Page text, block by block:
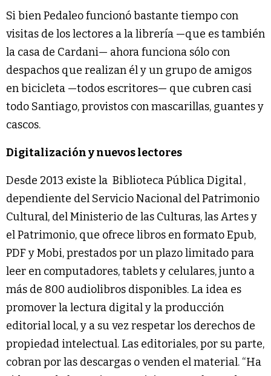
Si bien Pedaleo funcionó bastante tiempo con
visitas de los lectores a la librería —que es también
la casa de Cardani— ahora funciona sólo con
despachos que realizan él y un grupo de amigos
en bicicleta —todos escritores— que cubren casi
todo Santiago, provistos con mascarillas, guantes y
cascos.
Digitalización y nuevos lectores
Desde 2013 existe la Biblioteca Pública Digital ,
dependiente del Servicio Nacional del Patrimonio
Cultural, del Ministerio de las Culturas, las Artes y
el Patrimonio, que ofrece libros en formato Epub,
PDF y Mobi, prestados por un plazo limitado para
leer en computadores, tablets y celulares, junto a
más de 800 audiolibros disponibles. La idea es
promover la lectura digital y la producción
editorial local, y a su vez respetar los derechos de
propiedad intelectual. Las editoriales, por su parte,
cobran por las descargas o venden el material. “Ha